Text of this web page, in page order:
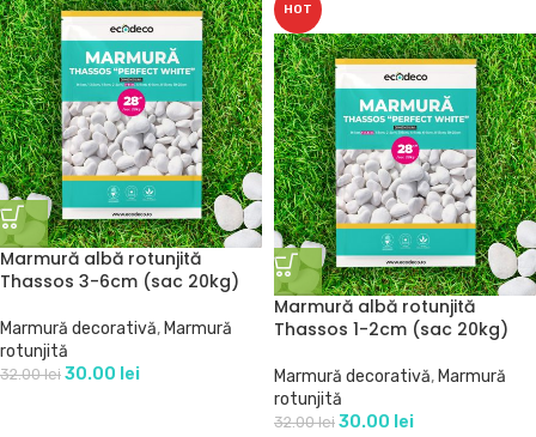
Marmură albă rotunjită
Thassos 3-6cm (sac 20kg)
Marmură decorativă, Marmură
rotunjită
32.00lei 30.00 lei
HOT
Marmură albă rotunjită
Thassos 1-2cm (sac 20kg)
Marmură decorativă, Marmură
rotunjită
32.00lei 30.00 lei